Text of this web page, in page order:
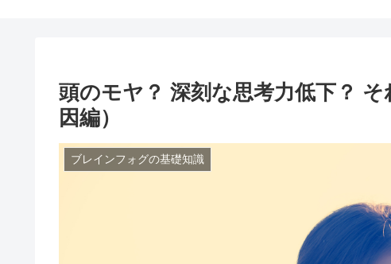
頭のモヤ？ 深刻な思考力低下？
因編）
ブレインフォグの基礎知識